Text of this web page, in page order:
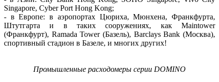
Singapore, Cyber Port Hong Kong;
- в Европе: в аэропортах Цюриха, Мюнхена, Франкфурта,
Штутгарта и в таких сооружениях, как Maintower
(Франкфурт), Ramada Tower (Базель), Barclays Bank (Москва),
спортивный стадион в Базеле, и многих других!
Промышленные расходомеры серии DOMINO